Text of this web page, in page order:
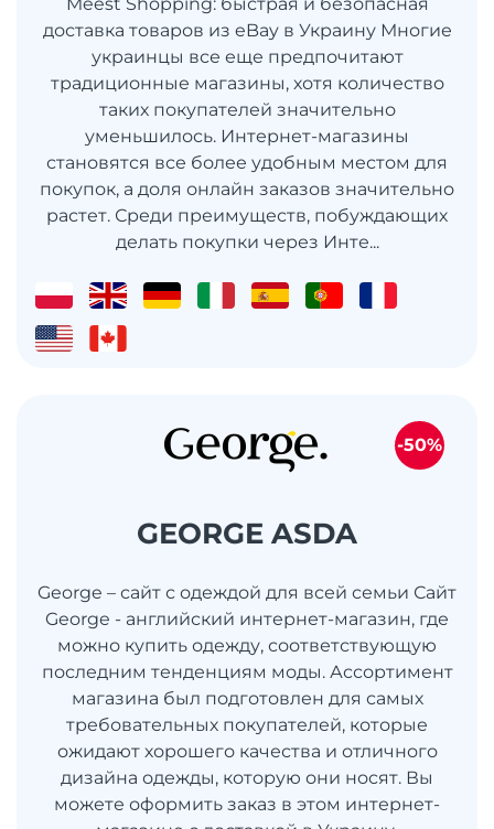
Meest Shopping: быстрая и безопасная
доставка товаров из eBay в Украину Многие
украинцы все еще предпочитают
традиционные магазины, хотя количество
таких покупателей значительно
уменьшилось. Интернет-магазины
становятся все более удобным местом для
покупок, а доля онлайн заказов значительно
растет. Среди преимуществ, побуждающих
делать покупки через Инте...
GEORGE ASDA
George – сайт с одеждой для всей семьи Сайт
George - английский интернет-магазин, где
можно купить одежду, соответствующую
последним тенденциям моды. Ассортимент
магазина был подготовлен для самых
требовательных покупателей, которые
ожидают хорошего качества и отличного
дизайна одежды, которую они носят. Вы
можете оформить заказ в этом интернет-
-50%